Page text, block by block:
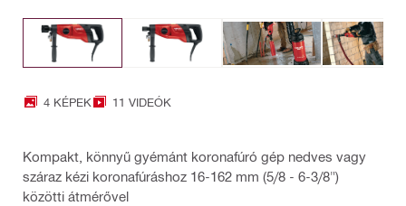
4 KÉPEK 11 VIDEÓK
Kompakt, könnyű gyémánt koronafúró gép nedves vagy
száraz kézi koronafúráshoz 16-162 mm (5/8 - 6-3/8")
közötti átmérővel